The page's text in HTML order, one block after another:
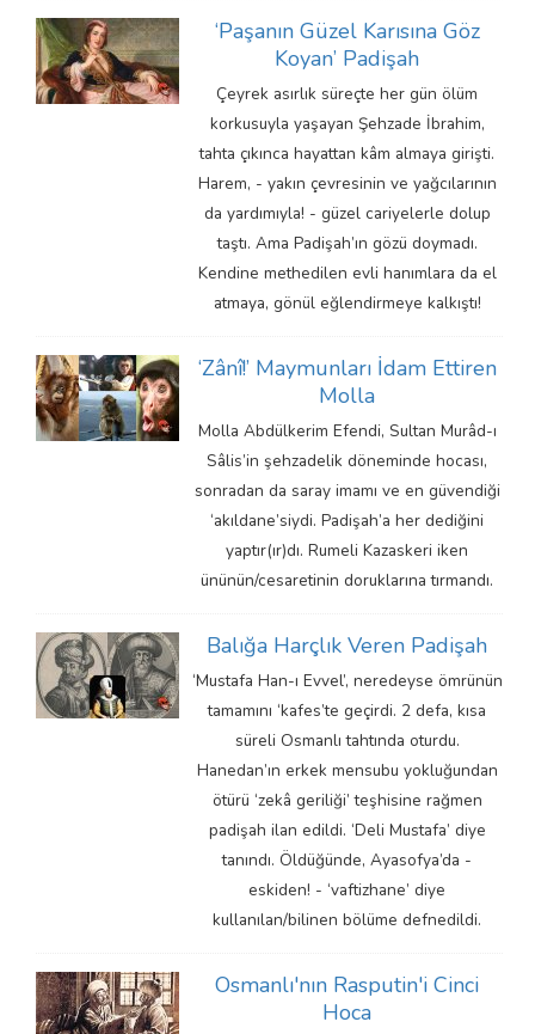
‘Paşanın Güzel Karısına Göz
Koyan’ Padişah
Çeyrek asırlık süreçte her gün ölüm
korkusuyla yaşayan Şehzade İbrahim,
tahta çıkınca hayattan kâm almaya girişti.
Harem, - yakın çevresinin ve yağcılarının
da yardımıyla! - güzel cariyelerle dolup
taştı. Ama Padişah’ın gözü doymadı.
Kendine methedilen evli hanımlara da el
atmaya, gönül eğlendirmeye kalkıştı!
‘Zânî!’ Maymunları İdam Ettiren
Molla
Molla Abdülkerim Efendi, Sultan Murâd-ı
Sâlis’in şehzadelik döneminde hocası,
sonradan da saray imamı ve en güvendiği
‘akıldane’siydi. Padişah’a her dediğini
yaptır(ır)dı. Rumeli Kazaskeri iken
ününün/cesaretinin doruklarına tırmandı.
Balığa Harçlık Veren Padişah
‘Mustafa Han-ı Evvel’, neredeyse ömrünün
tamamını ‘kafes’te geçirdi. 2 defa, kısa
süreli Osmanlı tahtında oturdu.
Hanedan’ın erkek mensubu yokluğundan
ötürü ‘zekâ geriliği’ teşhisine rağmen
padişah ilan edildi. ‘Deli Mustafa’ diye
tanındı. Öldüğünde, Ayasofya’da -
eskiden! - ‘vaftizhane’ diye
kullanılan/bilinen bölüme defnedildi.
Osmanlı'nın Rasputin'i Cinci
Hoca